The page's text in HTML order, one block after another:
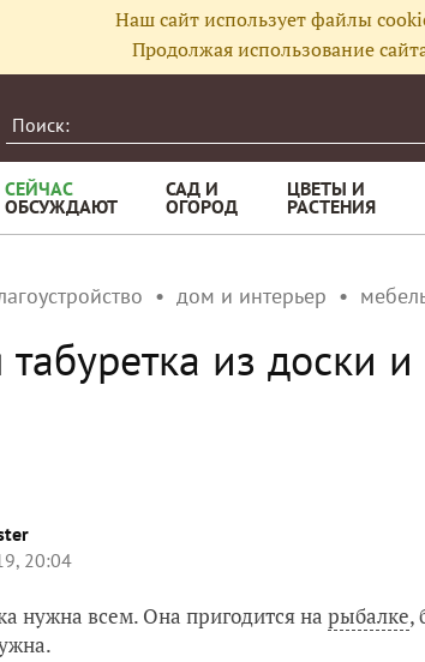
Наш сайт использует файлы
Продолжая использование
СЕЙЧАС
ОБСУЖДАЮТ
САД И
ОГОРОД
ЦВЕТЫ И
РАСТЕНИЯ
дом и интерьер
табуретка из доски
20:04
нужна всем. Она пригодится на рыбалке,